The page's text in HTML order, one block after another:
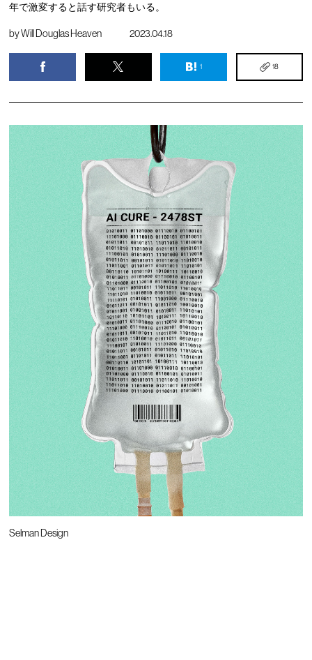
Selman Design
年で激変すると話す研究者もいる。
byWill Douglas Heaven 2023.04.18
1 18